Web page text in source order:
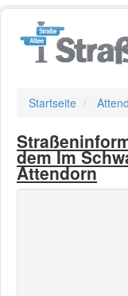
Startseite
dem Im
Attendorn